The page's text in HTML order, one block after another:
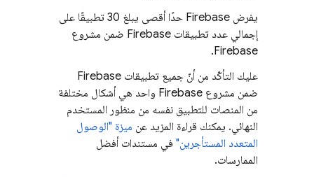
يفرض Firebase حدًا أقصى يبلغ 30 تطبيقًا على
إجمالي عدد تطبيقات Firebase ضمن مشروع
Firebase.
عليك التأكّد من أنّ جميع تطبيقات Firebase
ضمن مشروع Firebase واحد هي أشكال مختلفة
من المنصات للتطبيق نفسه من منظور المستخدم
النهائي. يمكنك قراءة المزيد عن ميزة "الوصول
المتعدد المستأجرين" في مستندات أفضل
الممارسات.